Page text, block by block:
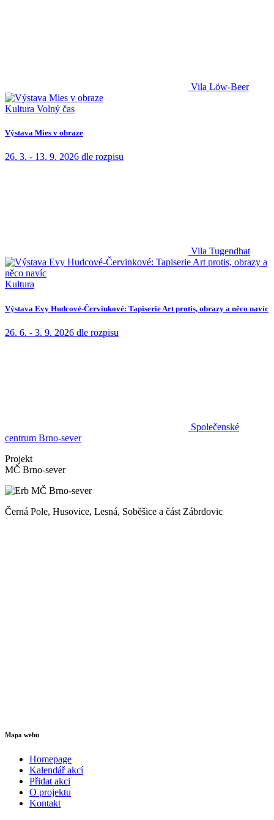
Vila Löw-Beer
Kultura Volný čas
Výstava Mies v obraze
26. 3. - 13. 9. 2026 dle rozpisu
Vila Tugendhat
Kultura
Výstava Evy Hudcové-Červinkové: Tapiserie Art protis, obrazy a něco navíc
26. 6. - 3. 9. 2026 dle rozpisu
Společenské
centrum Brno-sever
Projekt
MČ Brno-sever
Černá Pole, Husovice, Lesná, Soběšice a část Zábrdovic
Mapa webu
Homepage
Kalendář akcí
Přidat akci
O projektu
Kontakt